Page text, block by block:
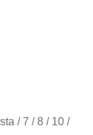
/ 7 / 8 / 10 /